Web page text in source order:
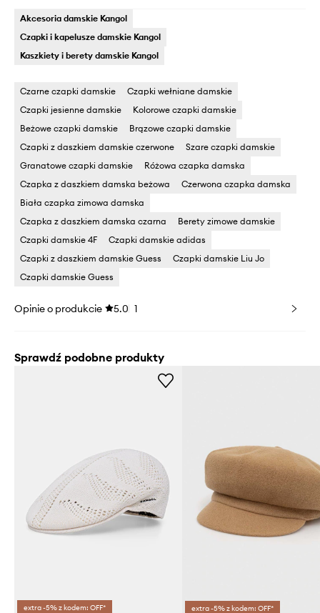
Akcesoria damskie Kangol
Czapki i kapelusze damskie Kangol
Kaszkiety i berety damskie Kangol
Czarne czapki damskie
Czapki wełniane damskie
Czapki jesienne damskie
Kolorowe czapki damskie
Beżowe czapki damskie
Brązowe czapki damskie
Czapki z daszkiem damskie czerwone
Szare czapki damskie
Granatowe czapki damskie
Różowa czapka damska
Czapka z daszkiem damska beżowa
Czerwona czapka damska
Biała czapka zimowa damska
Czapka z daszkiem damska czarna
Berety zimowe damskie
Czapki damskie 4F
Czapki damskie adidas
Czapki z daszkiem damskie Guess
Czapki damskie Liu Jo
Czapki damskie Guess
Opinie o produkcie 5.0 1
Sprawdź podobne produkty
extra -5% z kodem: OFF* extra -5% z kodem: OFF*